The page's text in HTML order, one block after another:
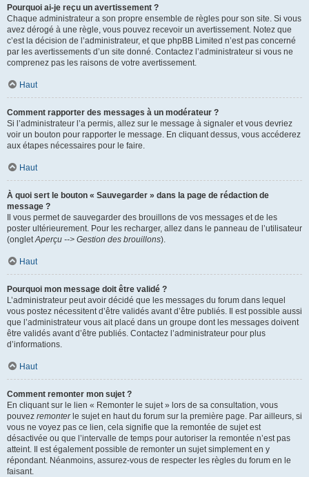
Pourquoi ai-je reçu un avertissement ?
Chaque administrateur a son propre ensemble de règles pour son site. Si vous
avez dérogé à une règle, vous pouvez recevoir un avertissement. Notez que
c’est la décision de l’administrateur, et que phpBB Limited n’est pas concerné
par les avertissements d’un site donné. Contactez l’administrateur si vous ne
comprenez pas les raisons de votre avertissement.
Haut
Comment rapporter des messages à un modérateur ?
Si l’administrateur l’a permis, allez sur le message à signaler et vous devriez
voir un bouton pour rapporter le message. En cliquant dessus, vous accéderez
aux étapes nécessaires pour le faire.
Haut
À quoi sert le bouton « Sauvegarder » dans la page de rédaction de
message ?
Il vous permet de sauvegarder des brouillons de vos messages et de les
poster ultérieurement. Pour les recharger, allez dans le panneau de l’utilisateur
(ongletAperçu --> Gestion des brouillons).
Haut
Pourquoi mon message doit être validé ?
L’administrateur peut avoir décidé que les messages du forum dans lequel
vous postez nécessitent d’être validés avant d’être publiés. Il est possible aussi
que l’administrateur vous ait placé dans un groupe dont les messages doivent
être validés avant d’être publiés. Contactez l’administrateur pour plus
d’informations.
Haut
Comment remonter mon sujet ?
En cliquant sur le lien « Remonter le sujet » lors de sa consultation, vous
pouvez remonterle sujet en haut du forum sur la première page. Par ailleurs, si
vous ne voyez pas ce lien, cela signifie que la remontée de sujet est
désactivée ou que l’intervalle de temps pour autoriser la remontée n’est pas
atteint. Il est également possible de remonter un sujet simplement en y
répondant. Néanmoins, assurez-vous de respecter les règles du forum en le
faisant.